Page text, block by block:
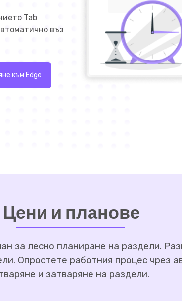
Tab
въз
към Edge
Цени и планове
за лесно планиране на раздели.
Опростете работния процес чрез
и затваряне на раздели.